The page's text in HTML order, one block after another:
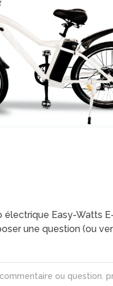
électrique Easy-Watts
une question (ou